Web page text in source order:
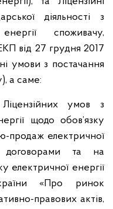
діяльності з
споживачу,
від 27 грудня 2017
умови з постачання
а саме:
умов з
щодо обов’язку
продаж електричної
договорами та на
електричної енергії
«Про ринок
правових актів,